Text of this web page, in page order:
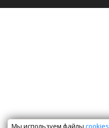
Мы используем файлы cookies